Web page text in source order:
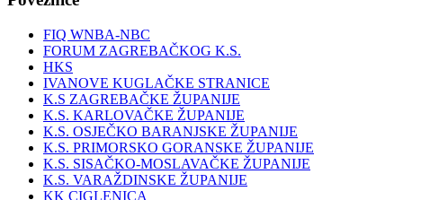
FIQ WNBA-NBC
FORUM ZAGREBAČKOG K.S.
HKS
IVANOVE KUGLAČKE STRANICE
K.S ZAGREBAČKE ŽUPANIJE
K.S. KARLOVAČKE ŽUPANIJE
K.S. OSJEČKO BARANJSKE ŽUPANIJE
K.S. PRIMORSKO GORANSKE ŽUPANIJE
K.S. SISAČKO-MOSLAVAČKE ŽUPANIJE
K.S. VARAŽDINSKE ŽUPANIJE
KK CIGLENICA